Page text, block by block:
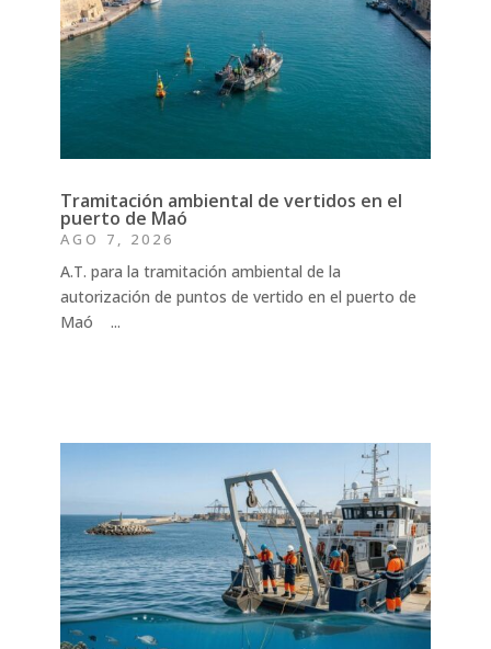
Tramitación ambiental de vertidos en el
puerto de Maó
AGO 7, 2026
A.T. para la tramitación ambiental de la
autorización de puntos de vertido en el puerto de
Maó ...